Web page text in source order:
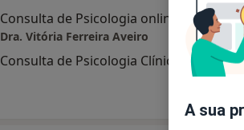
Consulta de Psicologia online, Aveiro•
Dra. Vitória Ferreira Aveiro
Consulta de Psicologia Clínica
A sua